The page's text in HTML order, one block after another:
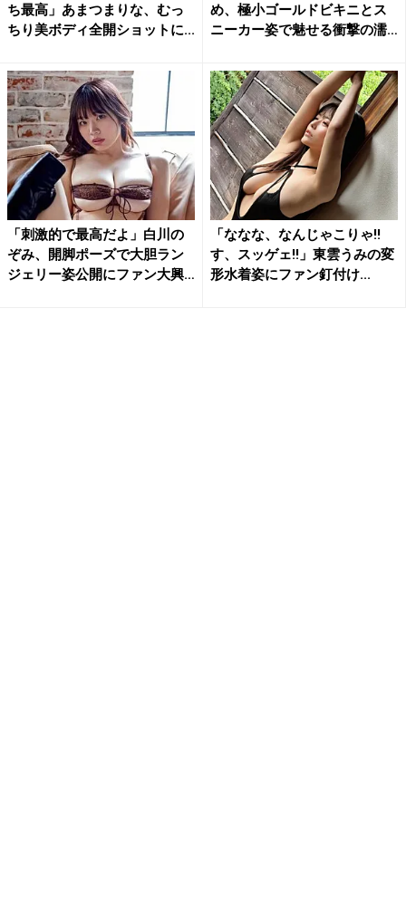
ち最高」あまつまりな、むっ
ちり美ボディ全開ショットに...
め、極小ゴールドビキニとス
ニーカー姿で魅せる衝撃の濡
「刺激的で最高だよ」白川の
ぞみ、開脚ポーズで大胆ラン
ジェリー姿公開にファン大興
「ななな、なんじゃこりゃ!!
す、スッゲェ!!」東雲うみの変
形水着姿にファン釘付け...